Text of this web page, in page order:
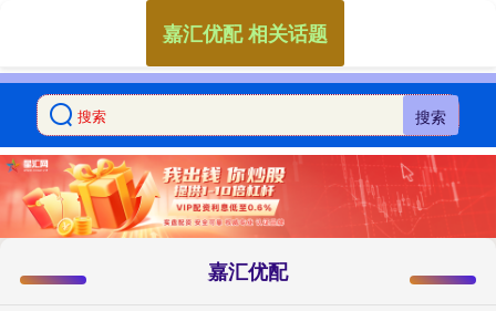
搜索
嘉汇优配
嘉汇优配 相关话题